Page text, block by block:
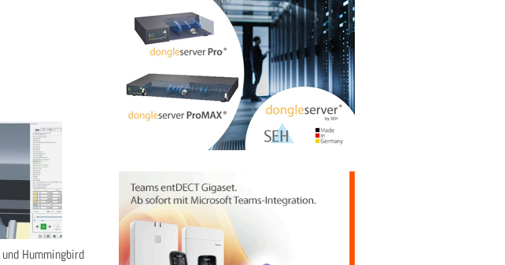
und Hummingbird